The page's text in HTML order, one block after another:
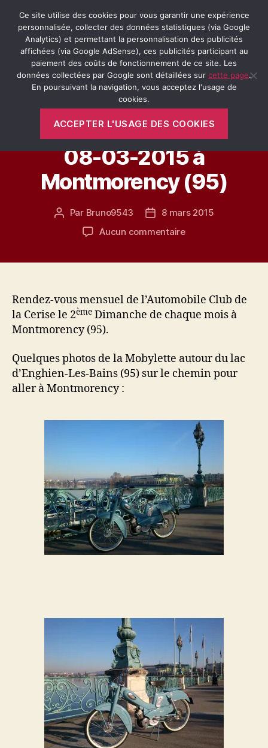
Recherche
Retro-
Passion.fr
Menu
Catégories
LA MOBYLETTE BLEUE VÉHICULES ANCIENS
Véhicules Anciens le
08-03-2015 à
Montmorency (95)
Auteur
l’article
Par Bruno9543
Date8 mars 2015
Aucun commentairesur
03-
2015
à
Rendez-vous mensuel de l’Automobile Club de
la Cerise le 2ème Dimanche de chaque mois à
Montmorency (95).
Quelques photos de la Mobylette autour du lac
d’Enghien-Les-Bains (95) sur le chemin pour
aller à Montmorency :
Ce site utilise des cookies pour vous garantir une expérience
personnalisée, collecter des données statistiques (via Google
Analytics) et permettant la personnalisation des publicités
affichées (via Google AdSense), ces publicités participant au
paiement des coûts de fonctionnement de ce site. Les
données collectées par Google sont détaillées sur cette page.
En poursuivant la navigation, vous acceptez l'usage de
cookies.
ACCEPTER L'USAGE DES COOKIES